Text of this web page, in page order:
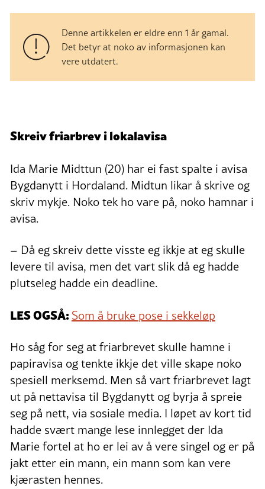
Denne artikkelen er eldre enn 1 år gamal.
Det betyr at noko av informasjonen kan
vere utdatert.
Skreiv friarbrev i lokalavisa
Ida Marie Midttun (20) har ei fast spalte i avisa
Bygdanytt i Hordaland. Midtun likar å skrive og
skriv mykje. Noko tek ho vare på, noko hamnar i
avisa.
– Då eg skreiv dette visste eg ikkje at eg skulle
levere til avisa, men det vart slik då eg hadde
plutseleg hadde ein deadline.
LES OGSÅ:Som å bruke pose i sekkeløp
Ho såg for seg at friarbrevet skulle hamne i
papiravisa og tenkte ikkje det ville skape noko
spesiell merksemd. Men så vart friarbrevet lagt
ut på nettavisa til Bygdanytt og byrja å spreie
seg på nett, via sosiale media. I løpet av kort tid
hadde svært mange lese innlegget der Ida
Marie fortel at ho er lei av å vere singel og er på
jakt etter ein mann, ein mann som kan vere
kjærasten hennes.